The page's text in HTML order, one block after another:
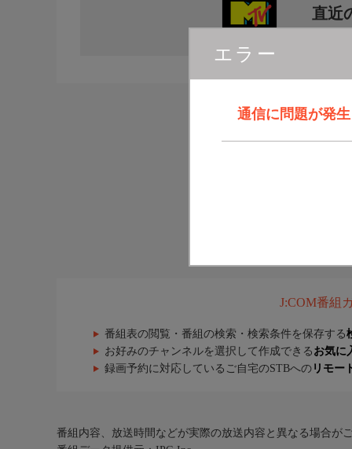
エラー
通信に問題が発
直近
J:COM番組
番組表の閲覧・番組の検索・検索条件を保存する
お好みのチャンネルを選択して作成できる お気に
録画予約に対応しているご自宅のSTBへの リモー
番組内容、放送時間などが実際の放送内容と異なる場合が